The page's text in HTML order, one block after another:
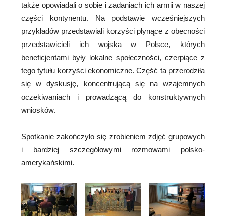
także opowiadali o sobie i zadaniach ich armii w naszej
części kontynentu. Na podstawie wcześniejszych
przykładów przedstawiali korzyści płynące z obecności
przedstawicieli ich wojska w Polsce, których
beneficjentami były lokalne społeczności, czerpiące z
tego tytułu korzyści ekonomiczne. Część ta przerodziła
się w dyskusję, koncentrującą się na wzajemnych
oczekiwaniach i prowadzącą do konstruktywnych
wniosków.
Spotkanie zakończyło się zrobieniem zdjęć grupowych
i bardziej szczegółowymi rozmowami polsko-
amerykańskimi.